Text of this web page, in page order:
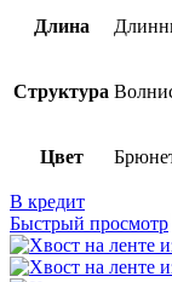
Длина
Структура
Цвет
В кредит
Быстрый просмотр